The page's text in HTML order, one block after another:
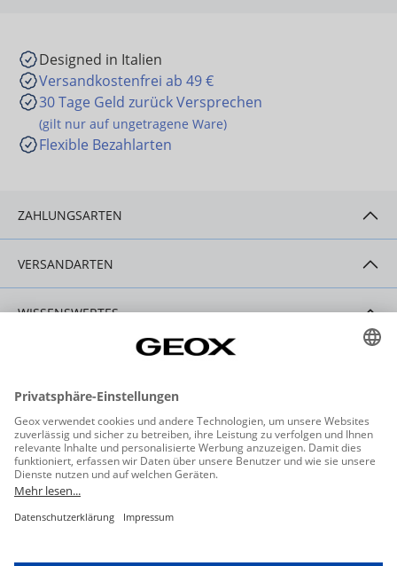
Designed in Italien
Versandkostenfrei ab 49 €
30 Tage Geld zurück Versprechen
(gilt nur auf ungetragene Ware)
Flexible Bezahlarten
ZAHLUNGSARTEN
VERSANDARTEN
WISSENSWERTES